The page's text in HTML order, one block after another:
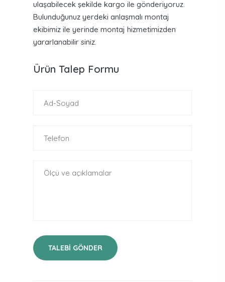
ulaşabilecek şekilde kargo ile gönderiyoruz.
Bulunduğunuz yerdeki anlaşmalı montaj
ekibimiz ile yerinde montaj hizmetimizden
yararlanabilir siniz.
Ürün Talep Formu
TALEBI GÖNDER